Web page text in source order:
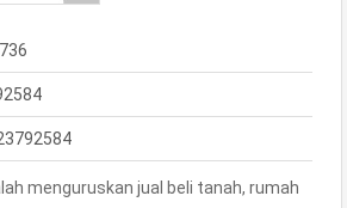
menguruskan jual beli tanah, rumah